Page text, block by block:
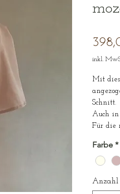
inkl.
Mit
Schnitt.
Auch in
Für die
sucht.
Farbe *
Anzahl